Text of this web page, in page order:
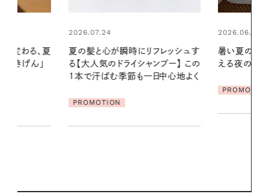
レッシュす
プー】 この
2026.06.01
暑い夏のナイトルーティン。私を整
える夜の爽やかご褒美ケア
2026.07.21
発・ベーリングの